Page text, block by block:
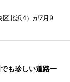
区北浜4）が7月9
も珍しい道路一